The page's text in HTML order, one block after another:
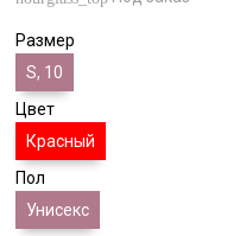
Размер
S, 10
Цвет
Красный
Пол
Унисекс